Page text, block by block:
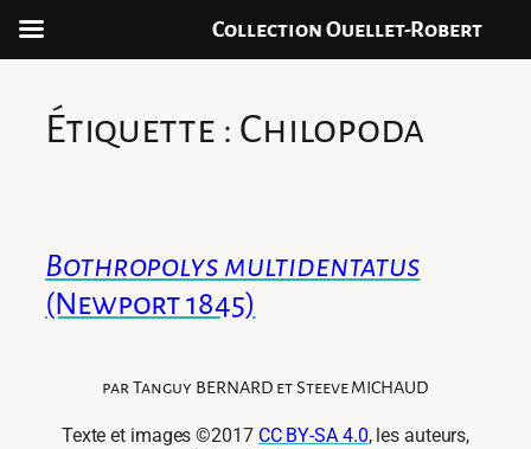
contenuÉtiquette : Chilopoda
Bothropolys multidentatus
(Newport 1845)
par Tanguy BERNARD et Steeve MICHAUD
Texte et images ©2017 CC BY-SA 4.0, les auteurs,
Collection Ouellet-Robert